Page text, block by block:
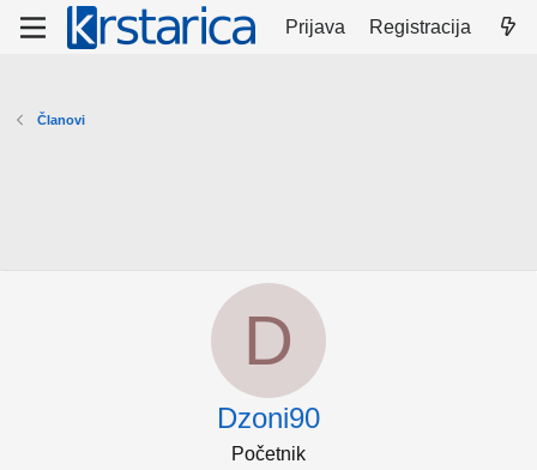
Prijava Registracija
Članovi
D
Dzoni90
Početnik